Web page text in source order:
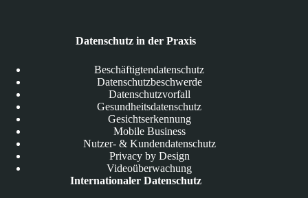
Datenschutz in der Praxis
Beschäftigtendatenschutz
Datenschutzbeschwerde
Datenschutzvorfall
Gesundheitsdatenschutz
Gesichtserkennung
Mobile Business
Nutzer- & Kundendatenschutz
Privacy by Design
Videoüberwachung
Internationaler Datenschutz